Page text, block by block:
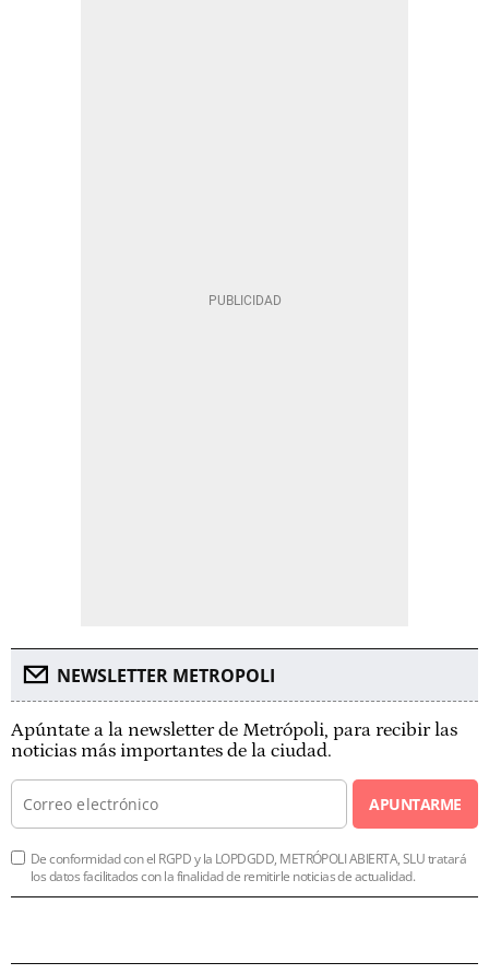
NEWSLETTER METROPOLI
Apúntate a la newsletter de Metrópoli, para recibir las
noticias más importantes de la ciudad.
APUNTARME
De conformidad con el RGPD y la LOPDGDD, METRÓPOLI ABIERTA, SLU tratará
los datos facilitados con la finalidad de remitirle noticias de actualidad.